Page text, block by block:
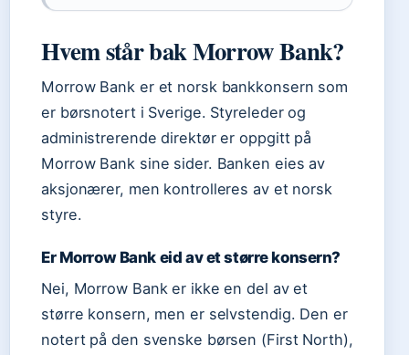
Hvem står bak Morrow Bank?
Morrow Bank er et norsk bankkonsern som
er børsnotert i Sverige. Styreleder og
administrerende direktør er oppgitt på
Morrow Bank sine sider. Banken eies av
aksjonærer, men kontrolleres av et norsk
styre.
Er Morrow Bank eid av et større konsern?
Nei, Morrow Bank er ikke en del av et
større konsern, men er selvstendig. Den er
notert på den svenske børsen (First North),